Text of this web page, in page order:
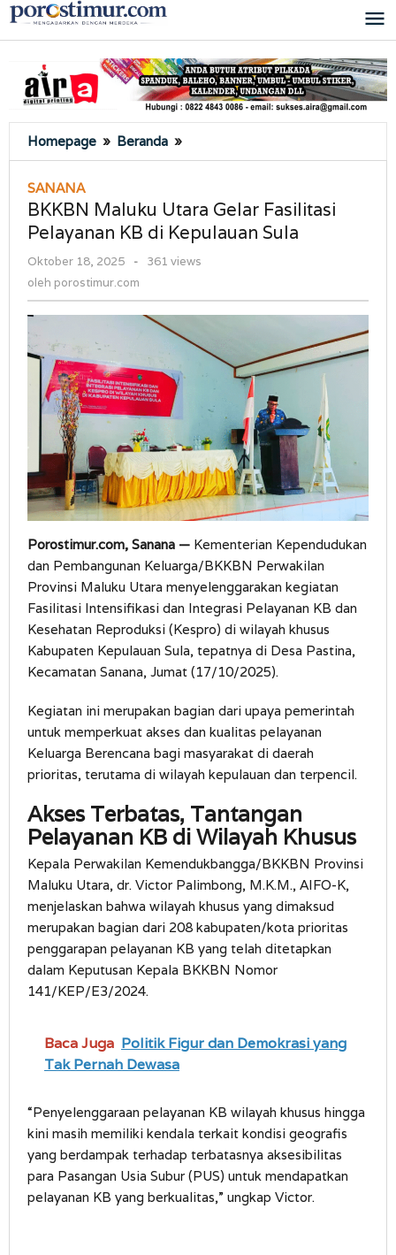
Lewati
ke
Homepage » Beranda »
Maluku
Fasilitasi
Pelayanan
KB
Kepulauan
Sula
SANANA
BKKBN Maluku Utara Gelar Fasilitasi
Pelayanan KB di Kepulauan Sula
Oktober 18, 2025
oleh
-
361 views
oleh porostimur.com
Porostimur.com, Sanana — Kementerian Kependudukan
dan Pembangunan Keluarga/BKKBN Perwakilan
Provinsi Maluku Utara menyelenggarakan kegiatan
Fasilitasi Intensifikasi dan Integrasi Pelayanan KB dan
Kesehatan Reproduksi (Kespro) di wilayah khusus
Kabupaten Kepulauan Sula, tepatnya di Desa Pastina,
Kecamatan Sanana, Jumat (17/10/2025).
Kegiatan ini merupakan bagian dari upaya pemerintah
untuk memperkuat akses dan kualitas pelayanan
Keluarga Berencana bagi masyarakat di daerah
prioritas, terutama di wilayah kepulauan dan terpencil.
Akses Terbatas, Tantangan
Pelayanan KB di Wilayah Khusus
Kepala Perwakilan Kemendukbangga/BKKBN Provinsi
Maluku Utara, dr. Victor Palimbong, M.K.M., AIFO-K,
menjelaskan bahwa wilayah khusus yang dimaksud
merupakan bagian dari 208 kabupaten/kota prioritas
penggarapan pelayanan KB yang telah ditetapkan
dalam Keputusan Kepala BKKBN Nomor
141/KEP/E3/2024.
Baca Juga Politik Figur dan Demokrasi yang
Tak Pernah Dewasa
“Penyelenggaraan pelayanan KB wilayah khusus hingga
kini masih memiliki kendala terkait kondisi geografis
yang berdampak terhadap terbatasnya aksesibilitas
para Pasangan Usia Subur (PUS) untuk mendapatkan
pelayanan KB yang berkualitas,” ungkap Victor.